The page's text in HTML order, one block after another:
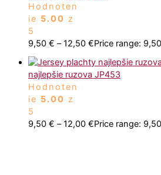
Hodnoten
ie 5.00 z
5
9,50 € – 12,50 €Price range:
najlepšie ruzova JP453
Hodnoten
ie 5.00 z
5
9,50 € – 12,00 €Price range: